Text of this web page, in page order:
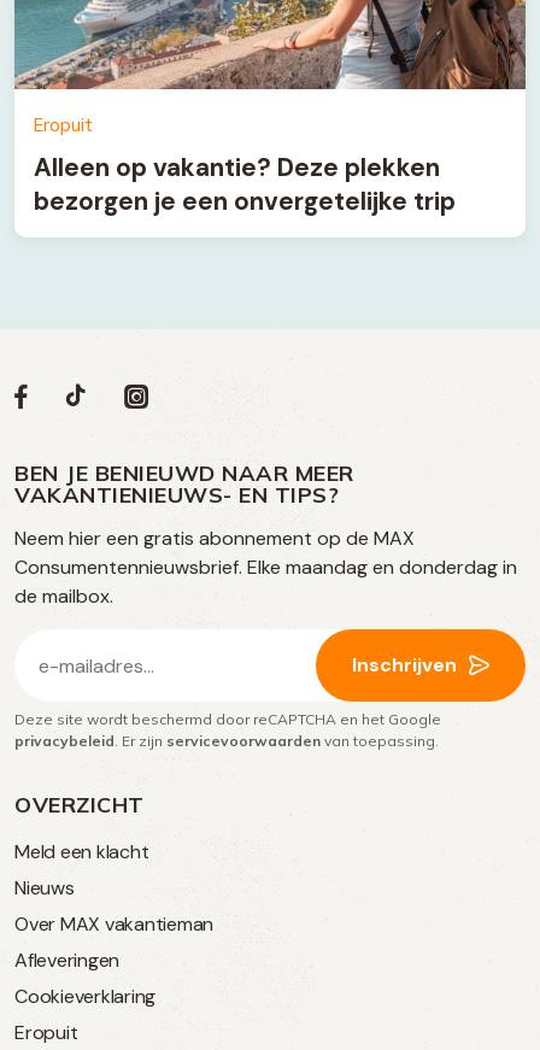
Eropuit
Alleen op vakantie? Deze plekken
bezorgen je een onvergetelijke trip
OVERZICHT
Meld een klacht
Nieuws
Over MAX vakantieman
Afleveringen
Cookieverklaring
Eropuit
Volg
op
social
media
Social
Volg
op
Facebook
Volg
op
TikTok
Volg
op
Instagram
BEN JE BENIEUWD NAAR MEER
VAKANTIENIEUWS- EN TIPS?
Neem hier een gratis abonnement op de MAX
Consumentennieuwsbrief. Elke maandag en donderdag in
de mailbox.
mailadres
(Vereist)
Inschrijven
Deze site wordt beschermd door reCAPTCHA en het Google
privacybeleid. Er zijn servicevoorwaarden van toepassing.